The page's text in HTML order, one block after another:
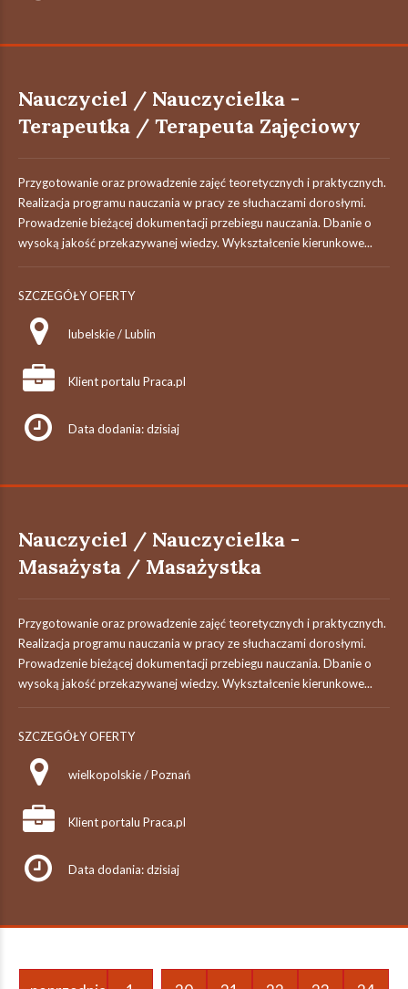
Nauczyciel / Nauczycielka -
Terapeutka / Terapeuta Zajęciowy
Przygotowanie oraz prowadzenie zajęć teoretycznych i praktycznych.
Realizacja programu nauczania w pracy ze słuchaczami dorosłymi.
Prowadzenie bieżącej dokumentacji przebiegu nauczania. Dbanie o
wysoką jakość przekazywanej wiedzy. Wykształcenie kierunkowe...
SZCZEGÓŁY OFERTY
lubelskie / Lublin
Klient portalu Praca.pl
Data dodania: dzisiaj
Nauczyciel / Nauczycielka -
Masażysta / Masażystka
Przygotowanie oraz prowadzenie zajęć teoretycznych i praktycznych.
Realizacja programu nauczania w pracy ze słuchaczami dorosłymi.
Prowadzenie bieżącej dokumentacji przebiegu nauczania. Dbanie o
wysoką jakość przekazywanej wiedzy. Wykształcenie kierunkowe...
SZCZEGÓŁY OFERTY
wielkopolskie / Poznań
Klient portalu Praca.pl
Data dodania: dzisiaj